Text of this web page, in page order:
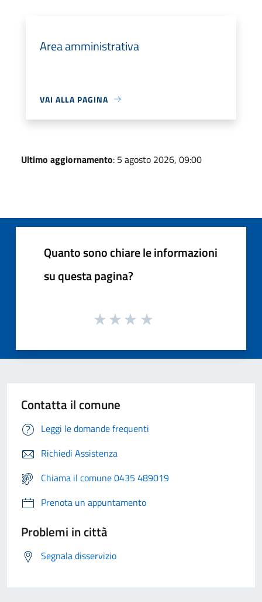
Area amministrativa
VAI ALLA PAGINA
Ultimo aggiornamento: 5 agosto 2026, 09:00
Quanto sono chiare le informazioni
su questa pagina?
Contatta il comune
Leggi le domande frequenti
Richiedi Assistenza
Chiama il comune 0435 489019
Prenota un appuntamento
Problemi in città
Segnala disservizio